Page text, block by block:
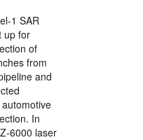
1 SAR
up for
of
from
and
In
6000 laser